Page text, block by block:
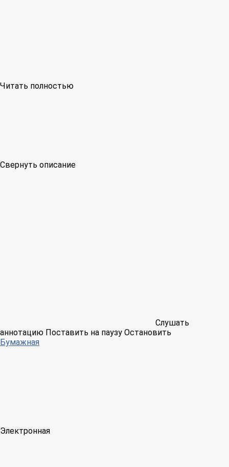
Читать полностью
Свернуть описание
Слушать
аннотацию Поставить на паузу Остановить
Бумажная
Электронная